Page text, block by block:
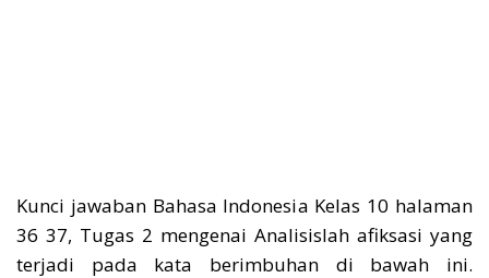
Kunci jawaban Bahasa Indonesia Kelas 10 halaman
36 37, Tugas 2 mengenai Analisislah afiksasi yang
terjadi pada kata berimbuhan di bawah ini.